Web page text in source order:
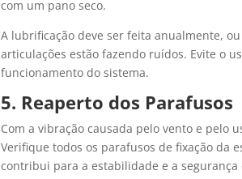
com um pano seco.
A lubrificação deve ser feita anualmente,
articulações estão fazendo ruídos. Evite o
funcionamento do sistema.
5. Reaperto dos Parafusos
Com a vibração causada pelo vento e pelo
Verifique todos os parafusos de fixação da
contribui para a estabilidade e a segurança